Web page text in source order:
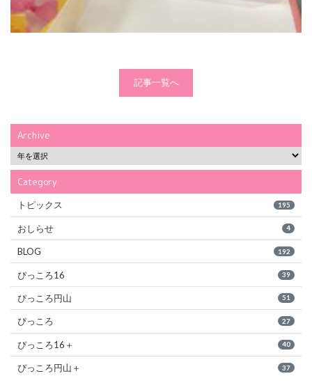
記事一覧へ
Archive
Category
トピックス 195
おしらせ 4
BLOG 192
ぴっころ16 39
ぴっころ円山 51
ぴっころ 27
ぴっころ16＋ 40
ぴっころ円山＋ 37